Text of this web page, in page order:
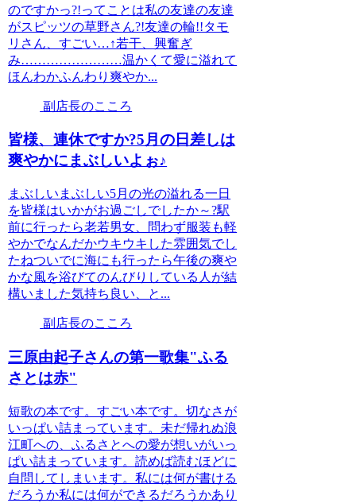
のですかっ?!ってことは私の友達の友達
がスピッツの草野さん?!友達の輪!!タモ
リさん、すごい…↑若干、興奮ぎ
み……………………温かくて愛に溢れて
ほんわかふんわり爽やか...
副店長のこころ
皆様、連休ですか?5月の日差しは
爽やかにまぶしいよぉ♪
まぶしいまぶしい5月の光の溢れる一日
を皆様はいかがお過ごしでしたか～?駅
前に行ったら老若男女、問わず服装も軽
やかでなんだかウキウキした雰囲気でし
たねついでに海にも行ったら午後の爽や
かな風を浴びてのんびりしている人が結
構いました気持ち良い、と...
副店長のこころ
三原由起子さんの第一歌集"ふる
さとは赤"
短歌の本です。すごい本です。切なさが
いっぱい詰まっています。未だ帰れぬ浪
江町への、ふるさとへの愛が想いがいっ
ぱい詰まっています。読めば読むほどに
自問してしまいます。私には何が書ける
だろうか私には何ができるだろうかあり